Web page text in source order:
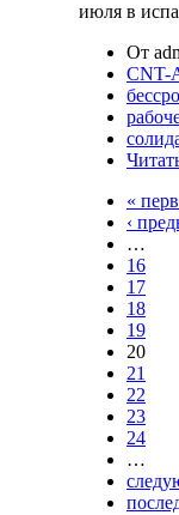
июля в
От
CNT-
«
‹
…
16
17
18
19
20
21
22
23
24
…